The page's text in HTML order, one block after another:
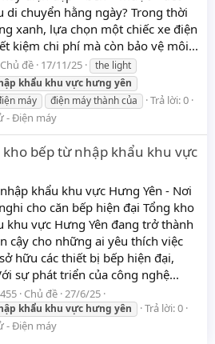
di chuyển hằng ngày? Trong thời
xanh, lựa chọn một chiếc xe điện
kiệm chi phí mà còn bảo vệ môi...
Chủ đề 17/11/25
the light
khẩu khu vực hưng yên
máy điện máy thành của
Trả lời: 0
- Điện máy
kho bếp từ nhập khẩu khu vực
khẩu khu vực Hưng Yên - Nơi
cho căn bếp hiện đại Tổng kho
khu vực Hưng Yên đang trở thành
cậy cho những ai yêu thích việc
hữu các thiết bị bếp hiện đại,
sự phát triển của công nghệ...
Chủ đề 27/6/25
khẩu khu vực hưng yên
Trả lời: 0
- Điện máy